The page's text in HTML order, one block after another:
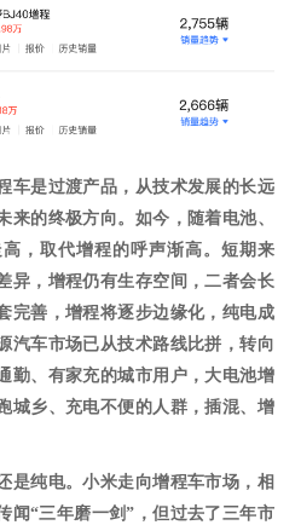
车是过渡产品，从技术发展的长远
来的终极方向。如今 ，随着电池、
，取代增程的呼声渐高。 短期来
异，增程仍有生存空间，二者会长
完善，增程将逐步边缘化，纯电成
汽车市场已从技术路线比拼，转向
勤、有家充的城市用户，大电池增
城乡、充电不便的人群，插混、增
是纯电。小米走向增程车市场，相
闻“三年磨一剑”，但过去了三年市